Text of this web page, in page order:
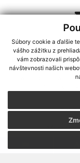
Súbory cookie a ďalšie
vášho zážitku z
vám zobrazovali
návštevnosti našich
využite možnosť
CMS systém (redakčný)
Vytlačiť